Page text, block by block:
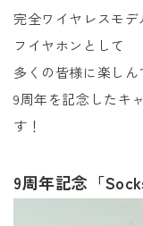
完全ワイヤレスモ
フイヤホンとして
多くの皆様に楽しん
9周年を記念したキ
す！
9周年記念「